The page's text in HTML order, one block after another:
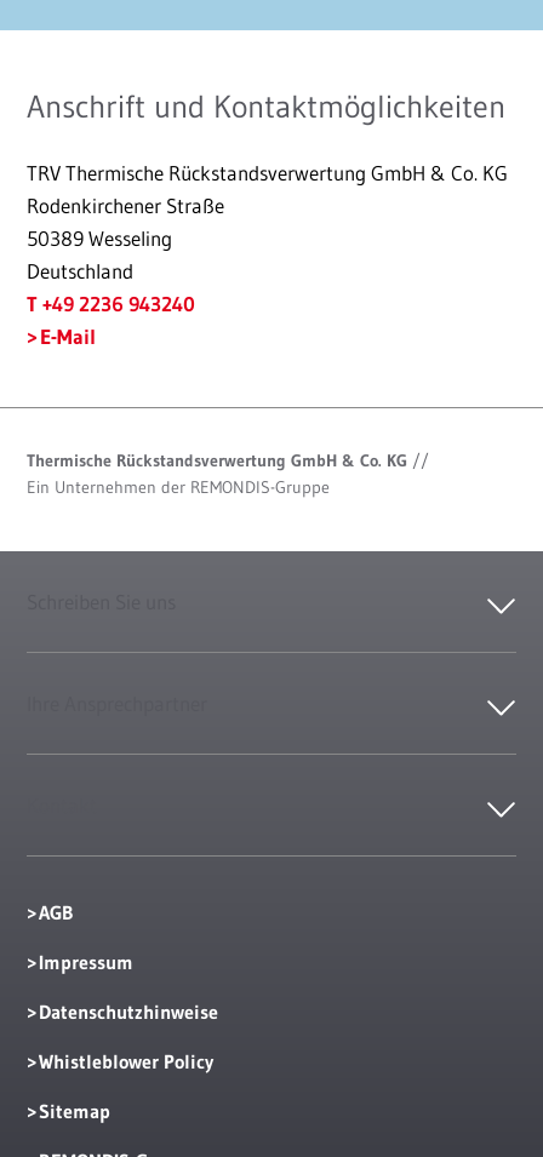
Anschrift und Kontaktmöglichkeiten
TRV Thermische Rückstandsverwertung GmbH & Co. KG
Rodenkirchener Straße
50389 Wesseling
Deutschland
T +49 2236 943240
E-Mail
Thermische Rückstandsverwertung GmbH & Co. KG //
Ein Unternehmen der REMONDIS-Gruppe
AGB
Impressum
Datenschutzhinweise
Whistleblower Policy
Sitemap